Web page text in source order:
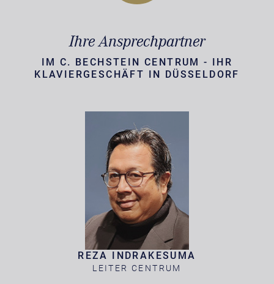
Ihre Ansprechpartner
IM C. BECHSTEIN CENTRUM - IHR
KLAVIERGESCHÄFT IN DÜSSELDORF
REZA INDRAKESUMA
LEITER CENTRUM